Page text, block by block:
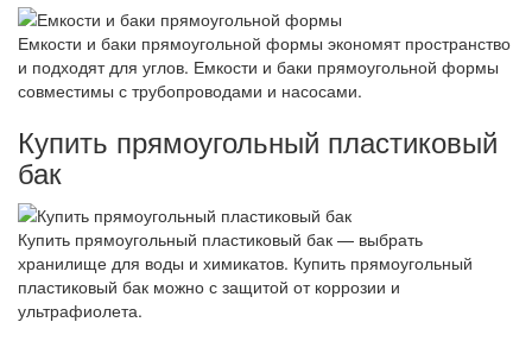
Емкости и баки прямоугольной формы экономят пространство
и подходят для углов. Емкости и баки прямоугольной формы
совместимы с трубопроводами и насосами.
Купить прямоугольный пластиковый
бак
Купить прямоугольный пластиковый бак — выбрать
хранилище для воды и химикатов. Купить прямоугольный
пластиковый бак можно с защитой от коррозии и
ультрафиолета.